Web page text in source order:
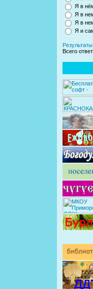
Я в
Я в
Я в
Я и
Результаты
Всего